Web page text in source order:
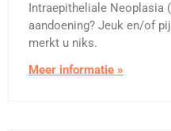
Intraepitheliale Neoplasia
aandoening? Jeuk en/of
merkt u niks.
Meer informatie »